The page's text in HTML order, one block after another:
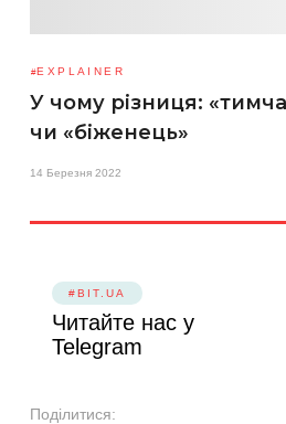
EXPLAINER
У чому різниця:
чи «біженець»
14 Березня 2022
#BIT.UA
Читайте нас у
Telegram
Поділитися: